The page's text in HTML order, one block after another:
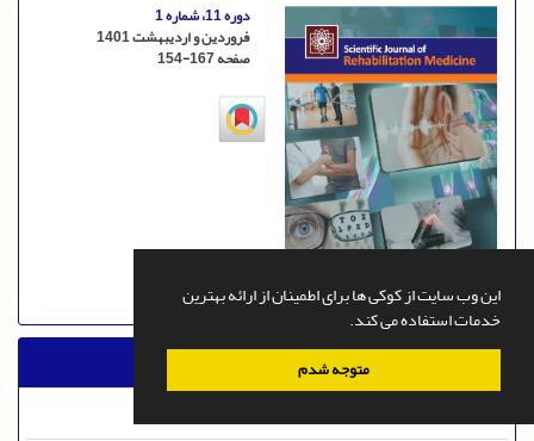
این وب سایت از کوکی ها برای اطمینان از ارائه بهترین
خدمات استفاده می کند.
متوجه شدم
دوره 11، شماره 1
فروردین و اردیبهشت 1401
صفحه154-167
XML